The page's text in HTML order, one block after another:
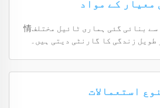
معیار کے مواد
متنیک، غیر مضر مواد سے بنائی گئی ہماری ٹائیل مختلف情
استعمالات